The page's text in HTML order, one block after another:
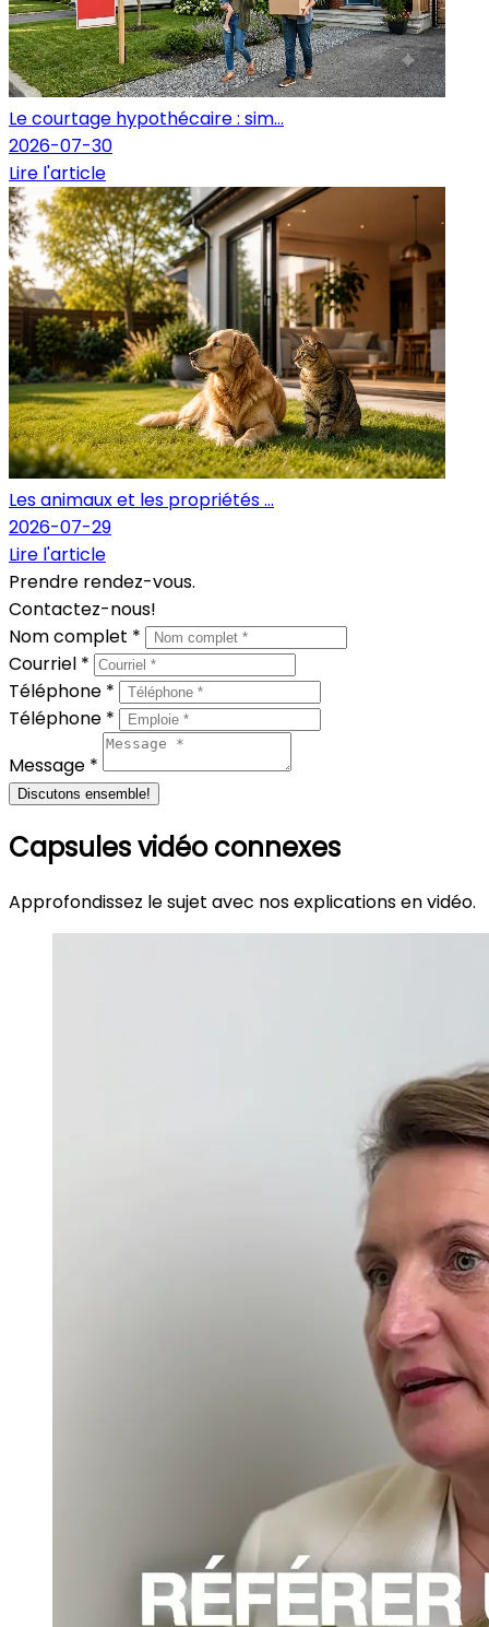
Le courtage hypothécaire : sim...
2026-07-30
Lire l'article
Les animaux et les propriétés ...
2026-07-29
Lire l'article
Prendre rendez-vous.
Contactez-nous!
Nom complet *
Courriel *
Téléphone *
Téléphone *
Message *
Discutons ensemble!
Capsules vidéo connexes
Approfondissez le sujet avec nos explications en vidéo.